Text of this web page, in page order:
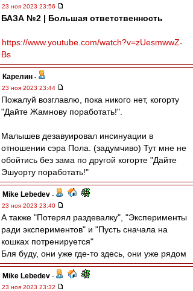
23 ноя 2023 23:56
БАЗА №2 | Большая ответственность
https://www.youtube.com/watch?v=zUesmwwZ-
Bs
Карелин -
23 ноя 2023 23:44
Пожалуй возглавлю, пока никого нет, когорту
"Дайте Жамнову поработать!".
Малышев дезавуировал инсинуации в
отношении сэра Пола. (задумчиво) Тут мне не
обойтись без зама по другой когорте "Дайте
Эшуорту поработать!"
Mike Lebedev -
23 ноя 2023 23:40
А также "Потерял раздевалку", "Эксперименты
ради экспериментов" и "Пусть сначала на
кошках потренируется"
Бля буду, они уже где-то здесь, они уже рядом
Mike Lebedev -
23 ноя 2023 23:32